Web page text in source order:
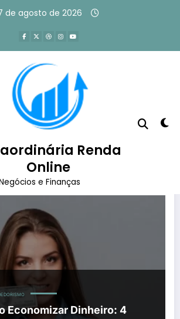
de agosto de 2026
Renda
Online
e Finanças
dinheiro
Economizar Dinheiro: 4